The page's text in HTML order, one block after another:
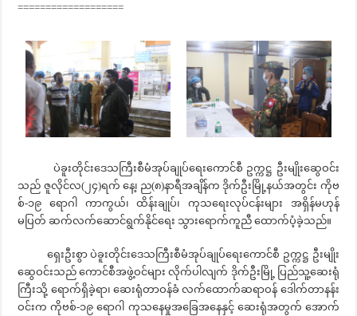
===================
ပဲခူးတိုင်းဒေသကြီးစီမံအုပ်ချုပ်ရေးကောင်စီ ဥက္ကဋ္ဌ ဦးမျိုးဆွေဝင်း
သည် ဇူလိုင်လ(၂၄)ရက် နေ့၊ ည(၈)နာရီအချိန်က ဒိုက်ဦးမြို့နယ်အတွင်း ကိုဗ
စ်-၁၉ ရောဂါ ကာကွယ်၊ ထိန်းချုပ်၊ ကုသရေးလုပ်ငန်းများ အရှိန်မဟုန်
မပြတ် ဆက်လက်ဆောင်ရွက်နိုင်ရေး သွားရောက်ကူညီ ထောက်ပံ့ခဲ့သည်။
ရှေးဦးစွာ ပဲခူးတိုင်းဒေသကြီးစီမံအုပ်ချုပ်ရေးကောင်စီ ဥက္ကဋ္ဌ ဦးမျိုး
ဆွေဝင်းသည် ကောင်စီအဖွဲ့ဝင်များ လိုက်ပါလျက် ဒိုက်ဦးမြို့ ပြည်သူ့ဆေးရုံ
ကြီးသို့ ရောက်ရှိခဲ့ရာ၊ ဆေးရုံတာဝန်ခံ လက်ထောက်ဆရာဝန် ဒေါက်တာနန်း
ဝင်းက ကိုဗစ်-၁၉ ရောဂါ ကုသနေမှုအခြေအနေနှင့် ဆေးရုံအတွက် အောက်